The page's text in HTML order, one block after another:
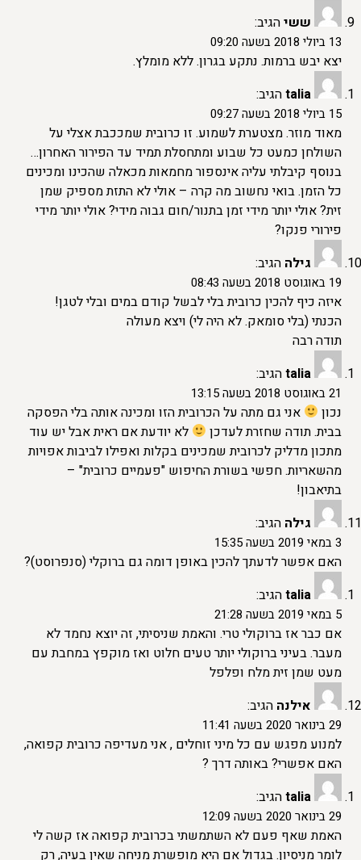
ששיהגיב:
13 ביולי 2018 בשעה 09:20
יצא יבש ברמות. נתקע בגרון. ללא מומלץ.
taliaהגיב:
15 ביולי 2018 בשעה 09:27
מאוד מוזר. מצטערת לשמוע. זו כרובית שמככבת אצלי על
השולחן כמעט כל שבוע ומתחסלת תמיד עד הפירור האחרון…
בנוסף קיבלתי עליה אינספור מחמאות מכאלה שהכינו ומכינים
כל הזמן. בואי נחשוב מה קרה – אולי לא התזת מספיק שמן
זית? אולי יותר מידי זמן בתנור/חום גבוה מידי? אולי יותר מידי
פירורי פנקו?
גילה הגיב:
19 באוגוסט 2018 בשעה 08:43
איזה כיף להכין כרובית בלי לבשל קודם במים ובלי לטגן!
הכנתי (בלי סומאק. לא היה לי) ויצא מעולה
תודה רבה
taliaהגיב:
21 באוגוסט 2018 בשעה 13:15
נכון
אני גם מתה על הכרובית הזו ומכינה אותה בלי הפסקה
בבית. תודה שחזרת לעדכן
לא יודעת אם ראית אבל יש עוד
מתכון מדליק לכרובית שמכינים בקלות ואפילו לביבות אפויות
מהשאריות. חפשי בשורת החיפוש "פעמיים כרובית" –
בתיאבון!
גילה הגיב:
3 במאי 2019 בשעה 15:35
האם אפשר לדעתך להכין באופן דומה גם ברוקלי (סנפרוסט)?
taliaהגיב:
5 במאי 2019 בשעה 21:28
אם כבר אז ברוקולי טרי. והאמת שניסיתי, זה יוצא נחמד לא
מעבר. בעיני ברוקולי יותר טעים חלוט ואז מוקפץ במחבת עם
מעט שמן זית מלח ופלפל
אילנה הגיב:
29 בינואר 2020 בשעה 11:41
למנוע מפגש עם כל מיני זוחלים , אני מעדיפה כרובית קפואה,
האם אפשרי? באותה דרך ?
taliaהגיב:
29 בינואר 2020 בשעה 12:09
האמת שאף פעם לא השתמשתי בכרובית קפואה אז קשה לי
לומר מניסיון. בגדול אם היא מופשרת מניחה שאין בעיה, רק